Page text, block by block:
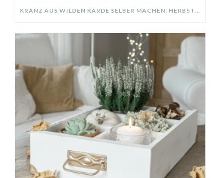
KRANZ AUS WILDEN KARDE SELBER MACHEN: HERBSTDEKO GANZ EINFACH